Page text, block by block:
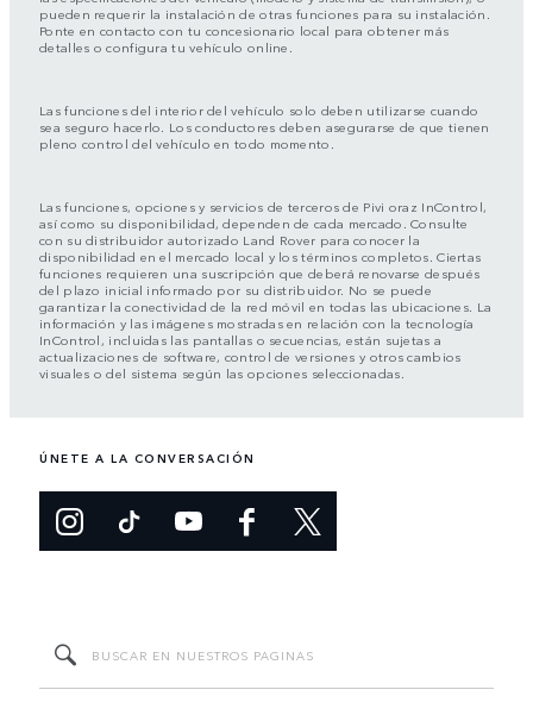
pueden requerir la instalación de otras funciones para su instalación.
Ponte en contacto con tu concesionario local para obtener más
detalles o configura tu vehículo online.
Las funciones del interior del vehículo solo deben utilizarse cuando
sea seguro hacerlo. Los conductores deben asegurarse de que tienen
pleno control del vehículo en todo momento.
Las funciones, opciones y servicios de terceros de Pivi oraz InControl,
así como su disponibilidad, dependen de cada mercado. Consulte
con su distribuidor autorizado Land Rover para conocer la
disponibilidad en el mercado local y los términos completos. Ciertas
funciones requieren una suscripción que deberá renovarse después
del plazo inicial informado por su distribuidor. No se puede
garantizar la conectividad de la red móvil en todas las ubicaciones. La
información y las imágenes mostradas en relación con la tecnología
InControl, incluidas las pantallas o secuencias, están sujetas a
actualizaciones de software, control de versiones y otros cambios
visuales o del sistema según las opciones seleccionadas.
ÚNETE A LA CONVERSACIÓN